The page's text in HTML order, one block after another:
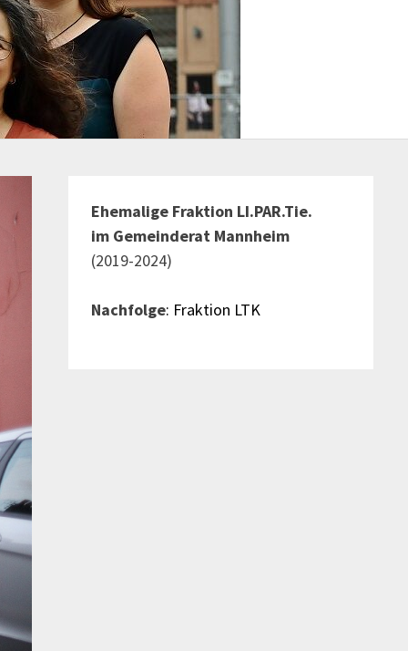
Ehemalige Fraktion LI.PAR.Tie.
im Gemeinderat Mannheim
(2019-2024)
Nachfolge: Fraktion LTK